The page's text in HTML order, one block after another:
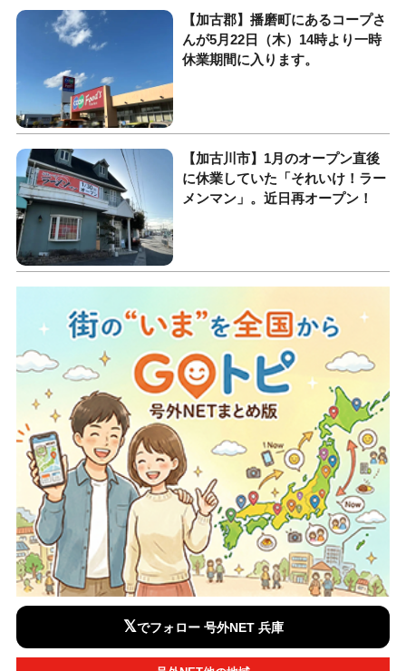
【加古郡】播磨町にあるコープさ
んが5月22日（木）14時より一時
休業期間に入ります。
【加古川市】1月のオープン直後
に休業していた「それいけ！ラー
メンマン」。近日再オープン！
𝕏でフォロー 号外NET 兵庫